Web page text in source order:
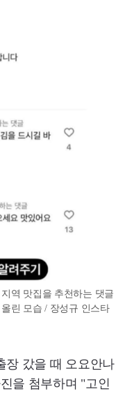
역 맛집을 추천하는 댓글
린 모습 / 장성규 인스타
장 갔을 때 오요안나
을 첨부하며 "고인